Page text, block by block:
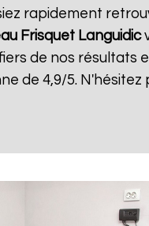
rapidement
Frisquet Languidic
de nos résultats
de 4,9/5.